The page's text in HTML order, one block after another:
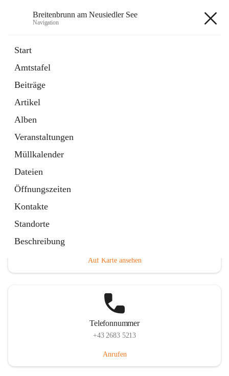
Breitenbrunn am Neusiedler See
Navigation
Start
Amtstafel
Beiträge
Artikel
Alben
Veranstaltungen
Müllkalender
Dateien
Öffnungszeiten
Kontakte
Standorte
Beschreibung
18 Schnellzugriffe
Gemeindeservice
Auf Karte ansehen
Telefonnummer
+43 2683 5213
Anrufen